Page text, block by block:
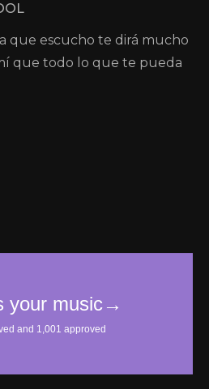
que escucho te dirá mucho
que todo lo que te pueda